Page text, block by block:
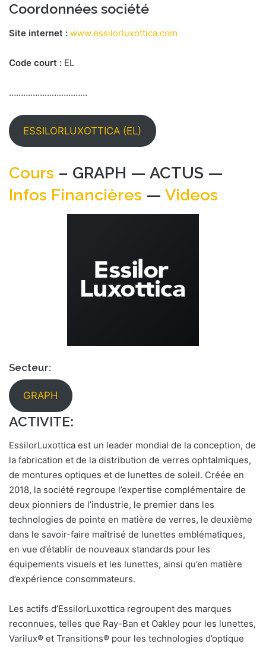
Coordonnées société
Site internet : www.essilorluxottica.com
Code court : EL
……………………………
ESSILORLUXOTTICA (EL)
Cours – GRAPH — ACTUS —
Infos Financières — Videos
Secteur:
GRAPH
ACTIVITE:
EssilorLuxottica est un leader mondial de la conception, de
la fabrication et de la distribution de verres ophtalmiques,
de montures optiques et de lunettes de soleil. Créée en
2018, la société regroupe l’expertise complémentaire de
deux pionniers de l’industrie, le premier dans les
technologies de pointe en matière de verres, le deuxième
dans le savoir-faire maîtrisé de lunettes emblématiques,
en vue d’établir de nouveaux standards pour les
équipements visuels et les lunettes, ainsi qu’en matière
d’expérience consommateurs.
Les actifs d’EssilorLuxottica regroupent des marques
reconnues, telles que Ray-Ban et Oakley pour les lunettes,
Varilux® et Transitions® pour les technologies d’optique